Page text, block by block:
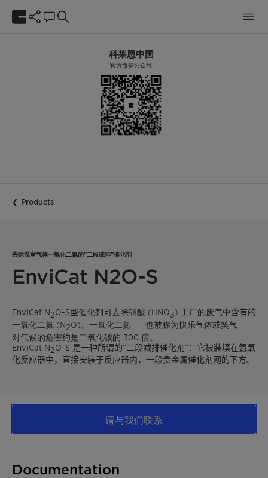
科莱恩中国
官方微信公众号
Products
去除温室气体一氧化二氮的"二段减排"催化剂
EnviCat N2O-S
EnviCat N2O-S型催化剂可去除硝酸 (HNO3) 工厂的废气中含有的
一氧化二氮 (N2O)。一氧化二氮 — 也被称为快乐气体或笑气 —
对气候的危害约是二氧化碳的 300 倍。
EnviCat N2O-S 是一种所谓的“二段减排催化剂 ”：它被装填在氨氧
化反应器中，直接安装于反应器内，一段贵金属催化剂网的下方。
请与我们联系
Documentation